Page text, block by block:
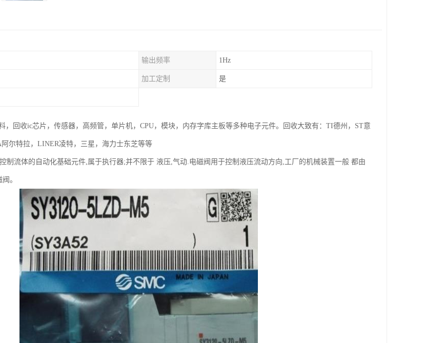
输出频率 1Hz
加工定制 是
，回收ic芯片，传感器，高频管，单片机，CPU，模块，内存字库主板等多种电子元件。回收大致有：TI德州，ST意
尔特拉，LINER凌特，三星，海力士东芝等等
制流体的自动化基础元件,属于执行器;并不限于 液压,气动.电磁阀用于控制液压流动方向,工厂的机械装置一般 都由
。